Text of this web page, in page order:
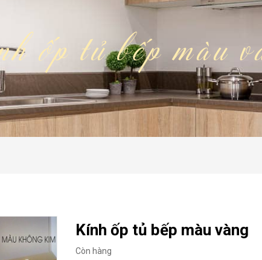
ốp tủ bếp màu
Kính ốp tủ bếp màu vàng
Còn hàng